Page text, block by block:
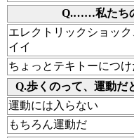
Q.……私たち
エレクトリックショッ
イイ
ちょっとテキトーにつ
Q.歩くのって、運動だ
運動には入らない
もちろん運動だ